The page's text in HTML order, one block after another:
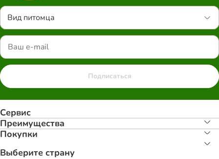
Вид питомца
Подписаться
Сервис
Преимуществa
Покупки
Выберите страну